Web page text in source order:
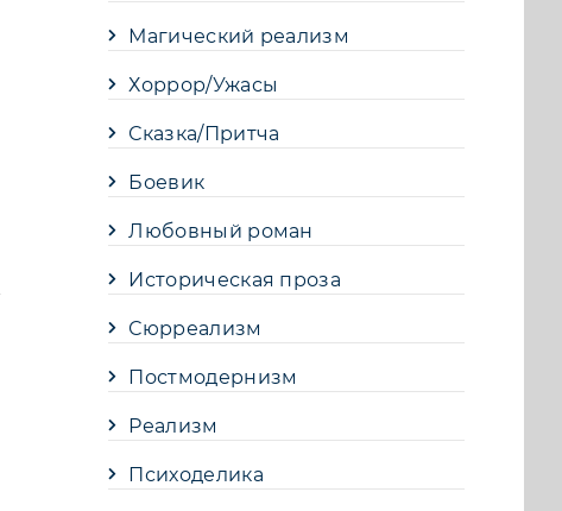
Магический реализм
Хоррор/Ужасы
Сказка/Притча
Боевик
Любовный роман
Историческая проза
Сюрреализм
Постмодернизм
Реализм
Психоделика